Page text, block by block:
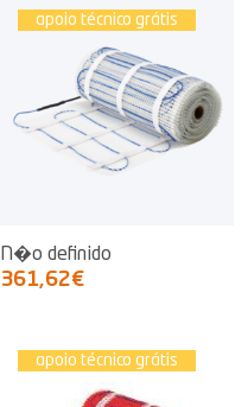
apoio técnico grátis
N�o definido
361,62€
apoio técnico grátis